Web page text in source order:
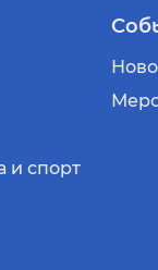
и спорт